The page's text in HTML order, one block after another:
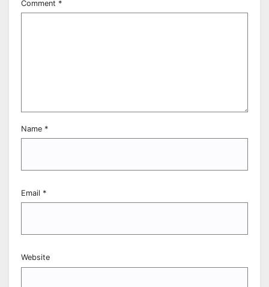
Comment *
Name *
Email *
Website